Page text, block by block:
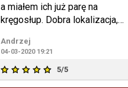
a miałem ich już parę na
kręgosłup. Dobra lokalizacja,
bl
Andrzej
04-03-2020 19:21
5/5